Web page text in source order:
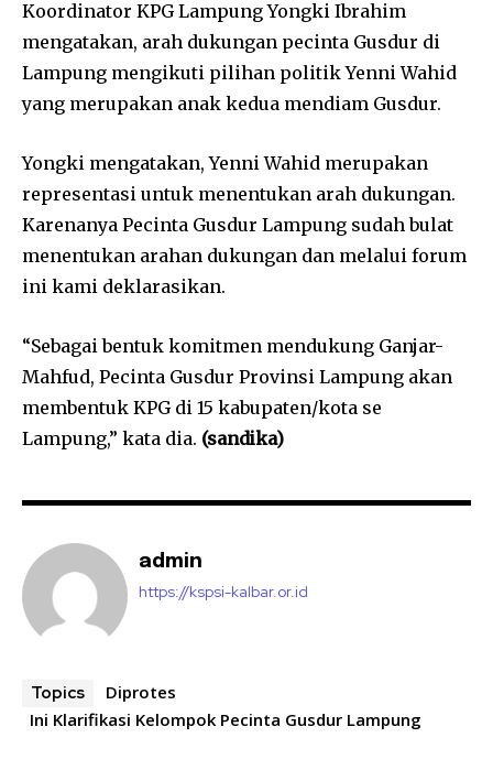
Koordinator KPG Lampung Yongki Ibrahim
mengatakan, arah dukungan pecinta Gusdur di
Lampung mengikuti pilihan politik Yenni Wahid
yang merupakan anak kedua mendiam Gusdur.
Yongki mengatakan, Yenni Wahid merupakan
representasi untuk menentukan arah dukungan.
Karenanya Pecinta Gusdur Lampung sudah bulat
menentukan arahan dukungan dan melalui forum
ini kami deklarasikan.
“Sebagai bentuk komitmen mendukung Ganjar-
Mahfud, Pecinta Gusdur Provinsi Lampung akan
membentuk KPG di 15 kabupaten/kota se
Lampung,” kata dia. (sandika)
admin
https://kspsi-kalbar.or.id
Topics
Diprotes
Ini Klarifikasi Kelompok Pecinta Gusdur Lampung